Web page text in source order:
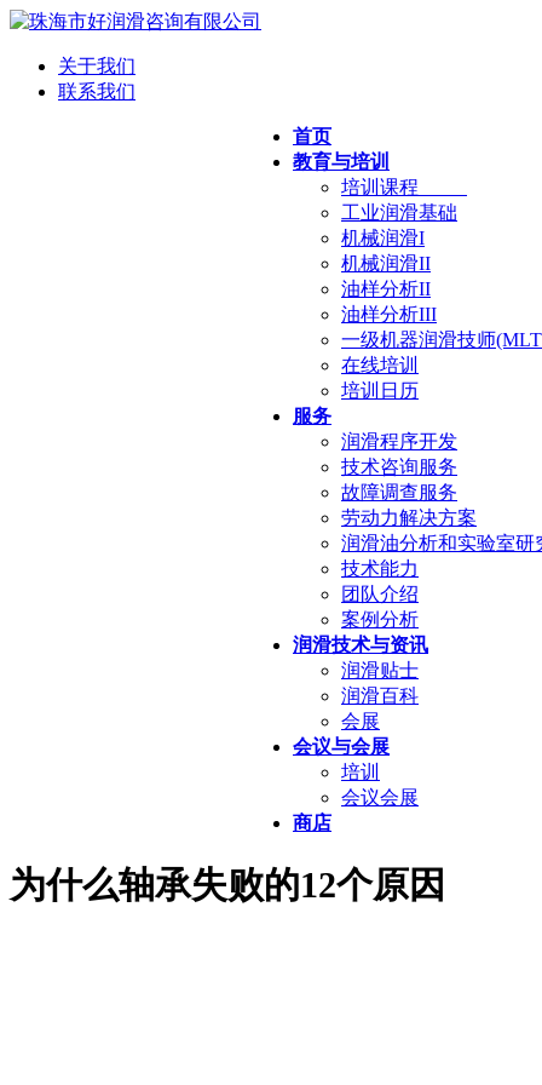
关于我们
联系我们
首页
教育与培训
培训课程
工业润滑基础
机械润滑I
机械润滑II
油样分析II
油样分析III
一级机器润滑技师
在线培训
培训日历
服务
润滑程序开发
技术咨询服务
故障调查服务
劳动力解决方案
润滑油分析和实验室研
技术能力
团队介绍
案例分析
润滑技术与资讯
润滑贴士
润滑百科
会展
会议与会展
培训
会议会展
商店
为什么轴承失败的12个原因